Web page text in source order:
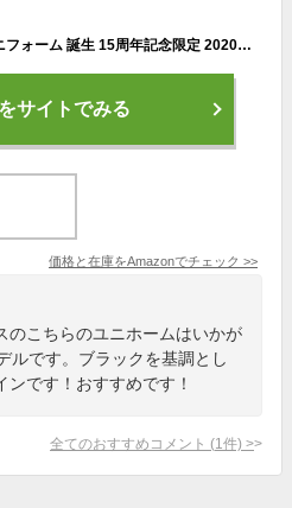
福岡ソフトバンク ホークス ユニフォーム 誕生 15周年記念限定 2020 ブラック Ｌサイズ Majestic ユニホーム
サイトでみる
価格と在庫をAmazonでチェック >>
のこちらのユニホームはいかが
ルです。ブラックを基調とし
です！おすすめです！
全てのおすすめコメント (1 件) >